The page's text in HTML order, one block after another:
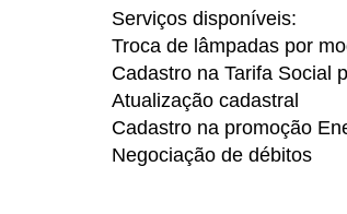
Serviços disponíveis:
Troca de lâmpadas por
Cadastro na Tarifa Social
Atualização cadastral
Cadastro na promoção
Negociação de débitos